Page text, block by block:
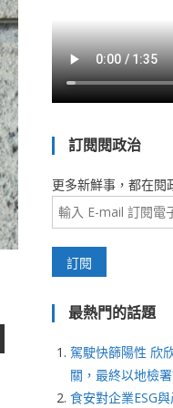
訂閱閱政治
更多新鮮事，都在閱
最熱門的話題
駕駛快篩陽性 欣
關，最終以地檢
食安對企業ESG